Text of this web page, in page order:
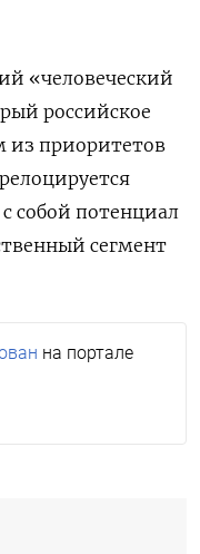
«человеческий
российское
из приоритетов
собой потенциал
сегмент
на портале